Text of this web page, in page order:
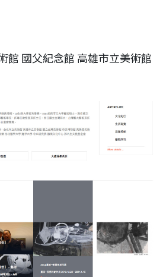
館 國父紀念館 高雄市立美術館